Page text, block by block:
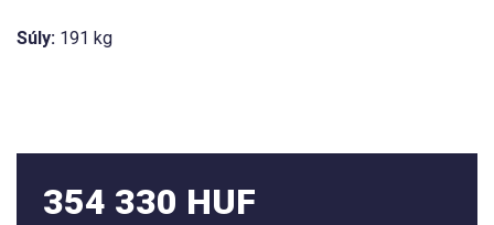
Súly: 191 kg
354 330 HUF